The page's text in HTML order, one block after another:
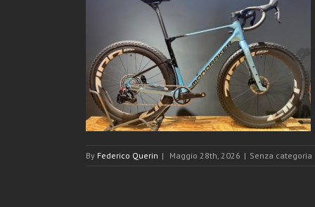
By Federico Querin | Maggio 28th, 2026 | Senza categoria